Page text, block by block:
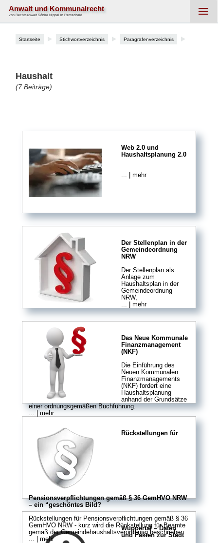
Anwalt und Kommunalrecht
von Rechtsanwalt Sönke Nippel in Remscheid
Startseite Stichwortverzeichnis Paragrafenverzeichnis
Haushalt
(7 Beiträge)
Web 2.0 und
Haushaltsplanung 2.0
... | mehr
Der Stellenplan in der
Gemeindeordnung
NRW
Der Stellenplan als
Anlage zum
Haushaltsplan in der
Gemeindeordnung
NRW,
... | mehr
Das Neue Kommunale
Finanzmanagement
(NKF)
Die Einführung des
Neuen Kommunalen
Finanzmanagements
(NKF) fordert eine
Haushaltsplanung
anhand der Grundsätze
einer ordnungsgemäßen Buchführung.
... | mehr
Rückstellungen für
Pensionsverpflichtungen gemäß § 36 GemHVO NRW
– ein “geschöntes Bild?
Rückstellungen für Pensionsverpflichtungen gemäß § 36
GemHVO NRW - kurz wird die Rückstellung für Beamte
gemäß der Gemeindehaushaltsverordnung beschrieben
... | mehr
Wuppertal – Daten
und Fakten zur Stadt